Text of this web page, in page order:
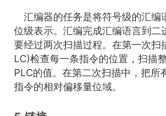
汇编器的任务是将符号级的汇编
位级表示。汇编完成汇编语言到二
要经过两次扫描过程。在第一次扫
LC)检查每一条指令的位置，扫描
PLC的值。在第二次扫描中，把所
指令的相对偏移量位域。